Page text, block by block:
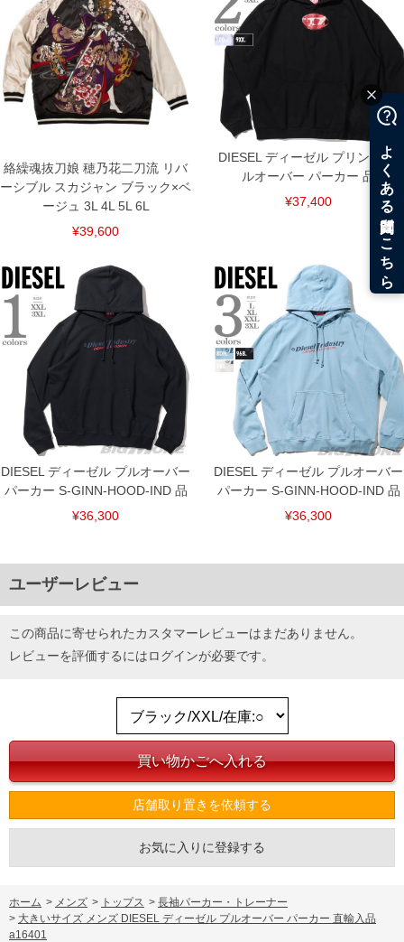
COLOR VARIATION
DETAIL
絡繰魂抜刀娘 穂乃花二刀流 リバ
ーシブル スカジャン ブラック×ベ
ージュ 3L 4L 5L 6L
¥39,600
DIESEL ディーゼル プリント プ
ルオーバー パーカー 品
¥37,400
DIESEL ディーゼル プルオーバー
パーカー S-GINN-HOOD-IND 品
¥36,300
DIESEL ディーゼル プルオーバー
パーカー S-GINN-HOOD-IND 品
¥36,300
ユーザーレビュー
この商品に寄せられたカスタマーレビューはまだありません。
レビューを評価するにはログインが必要です。
店舗取り置きを依頼する
お気に入りに登録する
ホーム > メンズ > トップス > 長袖パーカー・トレーナー
> 大きいサイズ メンズ DIESEL ディーゼル プルオーバー パーカー 直輸入品
a16401